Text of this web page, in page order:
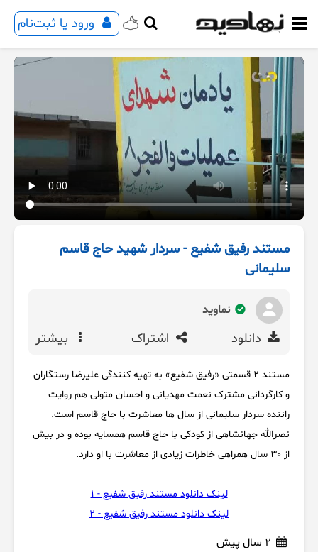
ورود یا ثبت‌نام
مستند رفیق شفیع - سردار شهید حاج قاسم
سلیمانی
نماوید
دانلود اشتراک بیشتر
مستند 2 قسمتی «رفیق شفیع» به تهیه کنندگی علیرضا رستگاران
و کارگردانی مشترک نعمت مهدیانی و احسان متولی هم روایت
راننده سردار سلیمانی از سال ها معاشرت با حاج قاسم است.
نصرالله جهانشاهی از کودکی با حاج قاسم همسایه بوده و در بیش
از ۳۰ سال همراهی خاطرات زیادی از معاشرت با او دارد.
لینک دانلود مستند رفیق شفیع - 1
لینک دانلود مستند رفیق شفیع - 2